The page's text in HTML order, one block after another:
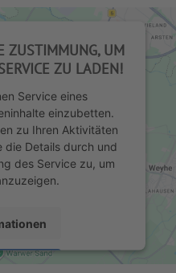
ZUSTIMMUNG, UM
ZU LADEN!
Service eines
einzubetten.
zu Ihren Aktivitäten
die Details durch und
des Service zu, um